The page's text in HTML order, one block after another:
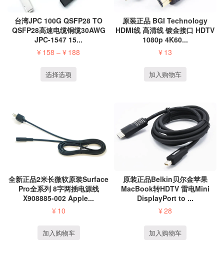
台湾JPC 100G QSFP28 TO
QSFP28高速电缆铜缆30AWG
JPC-1547 15...
¥ 158 –¥ 188
选择选项
原装正品 BGI Technology
HDMI线 高清线 镀金接口 HDTV
1080p 4K60...
¥ 13
加入购物车
全新正品2米长微软原装Surface
Pro全系列 8字两插电源线
X908885-002 Apple...
¥ 10
加入购物车
原装正品Belkin贝尔金苹果
MacBook转HDTV 雷电Mini
DisplayPort to ...
¥28
加入购物车